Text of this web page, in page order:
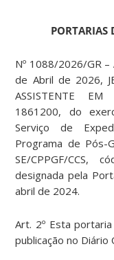
PORTARIAS
Nº 1088/2026/GR
de Abril de 2026,
ASSISTENTE EM
1861200, do
Serviço de
Programa de Pós-
SE/CPPGF/
designada pela
abril de 2024.
Art. 2º Esta
publicação no Diário